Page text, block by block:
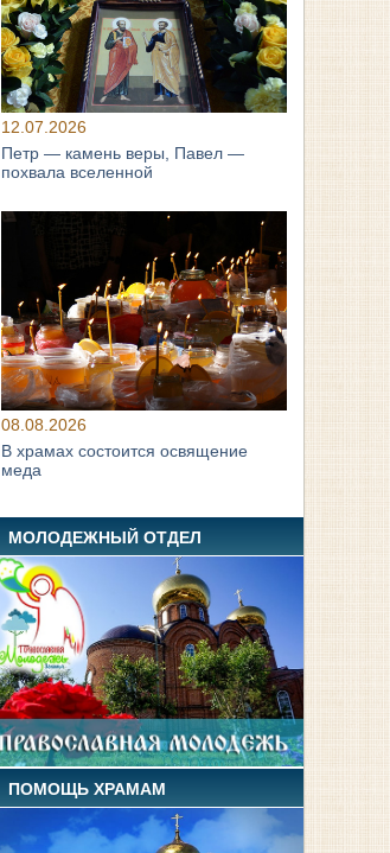
12.07.2026
Петр — камень веры, Павел —
похвала вселенной
08.08.2026
В храмах состоится освящение
меда
МОЛОДЕЖНЫЙ ОТДЕЛ
ПОМОЩЬ ХРАМАМ